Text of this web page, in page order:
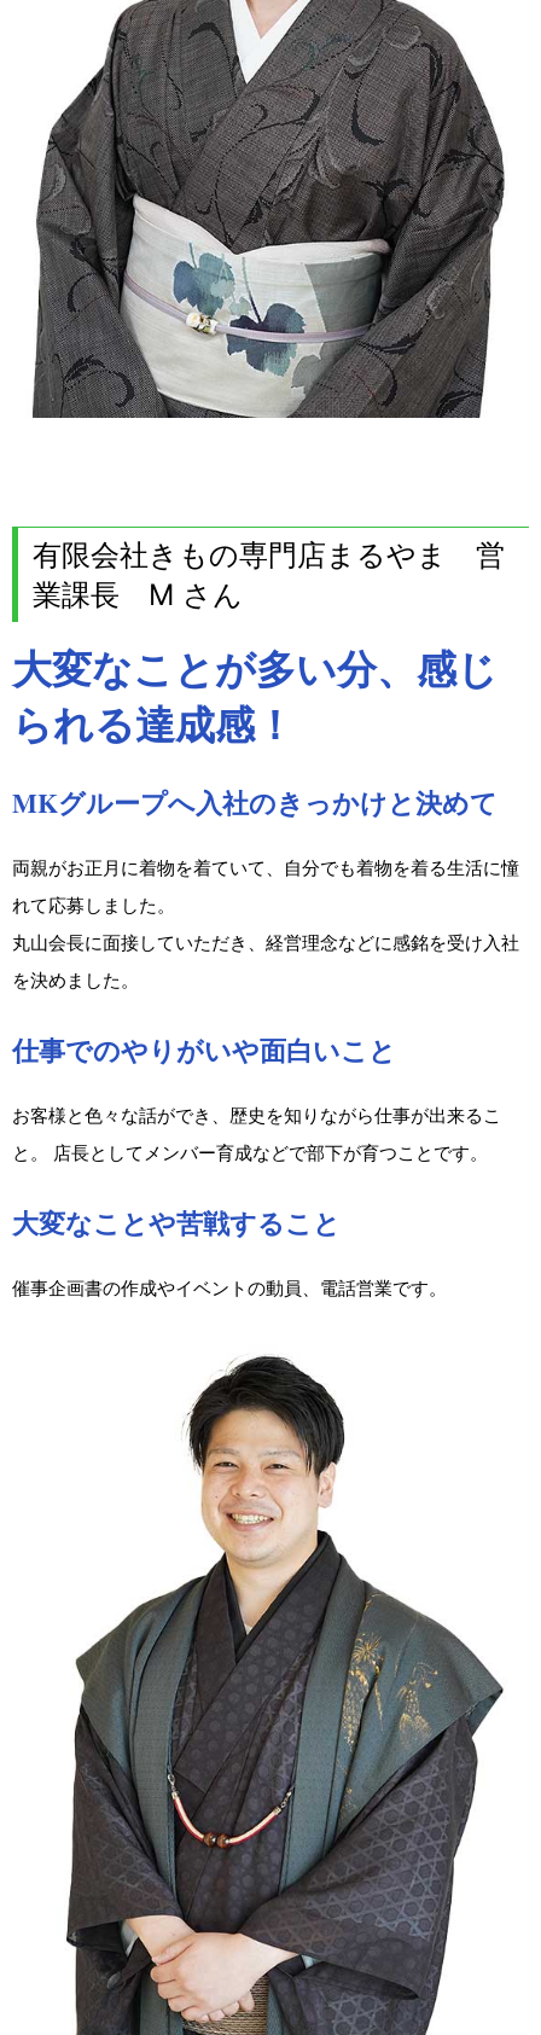
有限会社きもの専門店まるやま 営
業課長 M さん
大変なことが多い分、感じ
られる達成感！
MKグループへ入社のきっかけと決めて
両親がお正月に着物を着ていて、自分でも着物を着る生活に憧
れて応募しました。
丸山会長に面接していただき、経営理念などに感銘を受け入社
を決めました。
仕事でのやりがいや面白いこと
お客様と色々な話ができ、歴史を知りながら仕事が出来るこ
と。 店長としてメンバー育成などで部下が育つことです。
大変なことや苦戦すること
催事企画書の作成やイベントの動員、電話営業です。